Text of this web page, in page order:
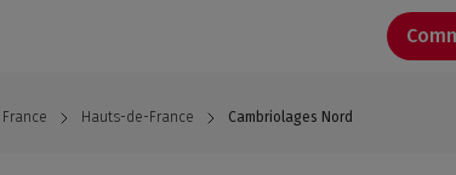
Hauts-de-France Cambriolages Nord